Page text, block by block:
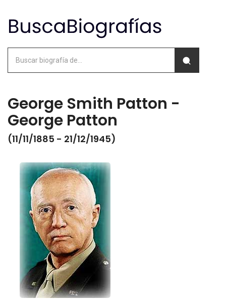
George Smith Patton -
George Patton
(11/11/1885 - 21/12/1945)